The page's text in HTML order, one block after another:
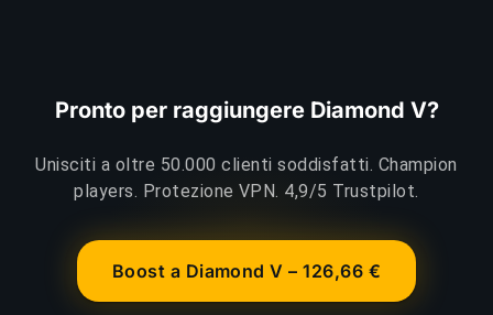
Pronto per raggiungere Diamond V?
Unisciti a oltre 50.000 clienti soddisfatti. Champion
players. Protezione VPN. 4,9/5 Trustpilot.
Boost a Diamond V – 126,66 €